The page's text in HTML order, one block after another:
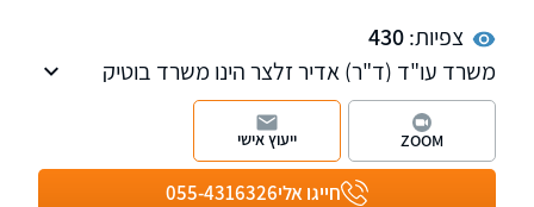
צפיות:430
משרד עו"ד (ד"ר) אדיר זלצר הינו משרד בוטיק
העוסק בלשון הרע, חדלות פירעון, דיני חינוך
וליטיגציה אזרחית.
חייגו אלי055-4316326
ZOOM ייעוץ אישי